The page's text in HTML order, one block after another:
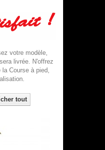
votre modèle,
livrée. N'offrez
Course à pied,
tout